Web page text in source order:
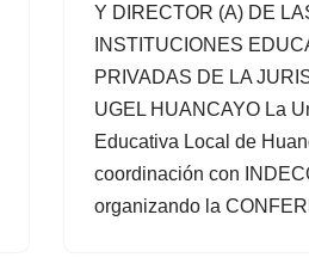
Y DIRECTOR (A) DE
INSTITUCIONES
PRIVADAS DE LA
UGEL HUANCAYO La
Educativa Local de
coordinación con
organizando la